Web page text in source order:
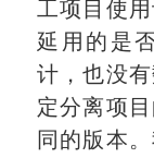
工项目使
延用的是
计，也没
定分离项
同的版本